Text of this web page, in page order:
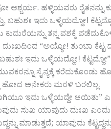
ಹಳ್ಳಿಯವರು ರೈತನನ್ನು
ಬಹುಶಃ ಇದು ಒಳ್ಳೆಯದ್ದೋ!
ತನ್ನ ವಶಕ್ಕೆ
“ಅಯ್ಯೋ! ತುಂಬಾ ಕೆಟ್ಟ
ಇದು ಒಳ್ಳೆಯದ್ದೋ!
ಸೈನ್ಯಕ್ಕೆ ಕರೆದುಕೊಂಡು
ಹೋದ ಅನೇಕರು ಮರಳಿ ಬರಲಿಲ್ಲ.
ಇದು ಒಳ್ಳೆಯದ್ದೇ ಆಯಿತು”
ಸುಖ ಯಾವುದು ದುಃಖ
ಯಾವುದು